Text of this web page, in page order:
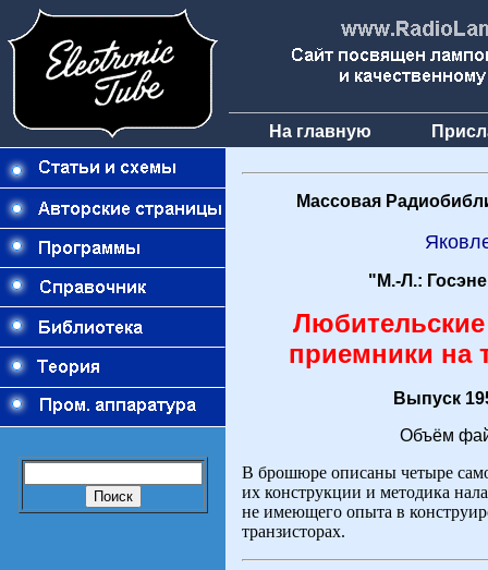
На главную
Массовая
"М.-Л.:
приемники на
Выпуск
Объём
В брошюре описаны четыре
их конструкции и методика
не имеющего опыта в
транзисторах.